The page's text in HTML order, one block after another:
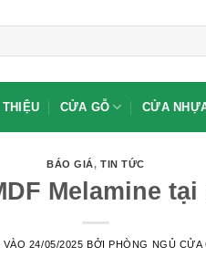
CỬA GỖ CỬA
BÁO GIÁ,TIN TỨC
Melamine tại
24/05/2025 BỞIPHÒNG NGỦ CỬA